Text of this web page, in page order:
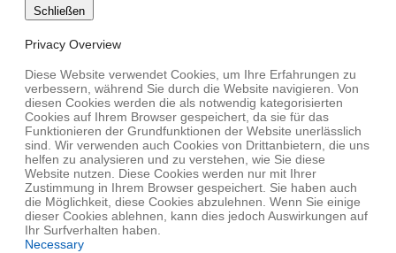
Schließen
Privacy Overview
Diese Website verwendet Cookies, um Ihre Erfahrungen zu
verbessern, während Sie durch die Website navigieren. Von
diesen Cookies werden die als notwendig kategorisierten
Cookies auf Ihrem Browser gespeichert, da sie für das
Funktionieren der Grundfunktionen der Website unerlässlich
sind. Wir verwenden auch Cookies von Drittanbietern, die uns
helfen zu analysieren und zu verstehen, wie Sie diese
Website nutzen. Diese Cookies werden nur mit Ihrer
Zustimmung in Ihrem Browser gespeichert. Sie haben auch
die Möglichkeit, diese Cookies abzulehnen. Wenn Sie einige
dieser Cookies ablehnen, kann dies jedoch Auswirkungen auf
Ihr Surfverhalten haben.
Necessary